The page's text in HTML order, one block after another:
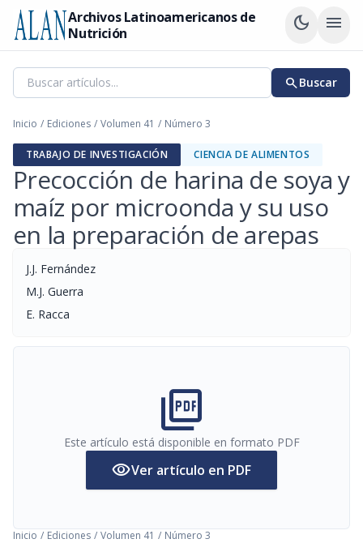
Archivos Latinoamericanos de
Nutrición
dark_mode menu
searchBuscar
Inicio / Ediciones / Volumen 41 / Número 3
TRABAJO DE INVESTIGACIÓN CIENCIA DE ALIMENTOS
Precocción de harina de soya y
maíz por microonda y su uso
en la preparación de arepas
J.J. Fernández
M.J. Guerra
E. Racca
picture_as_pdf
Este artículo está disponible en formato PDF
visibilityVer artículo en PDF
Inicio / Ediciones / Volumen 41 / Número 3